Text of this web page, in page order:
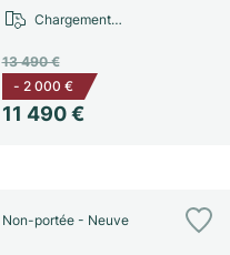
11 490 €
13 490 €
- 2 000 €
Chargement…
Non-portée - Neuve